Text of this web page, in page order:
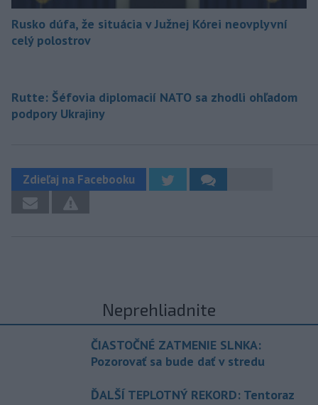
Rusko dúfa, že situácia v Južnej Kórei neovplyvní
celý polostrov
Rutte: Šéfovia diplomacií NATO sa zhodli ohľadom
podpory Ukrajiny
Zdieľaj na Facebooku
Neprehliadnite
ČIASTOČNÉ ZATMENIE SLNKA:
Pozorovať sa bude dať v stredu
ĎALŠÍ TEPLOTNÝ REKORD: Tentoraz